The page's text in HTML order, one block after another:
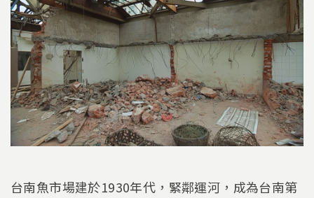
台南魚市場建於1930年代，緊鄰運河，成為台南第